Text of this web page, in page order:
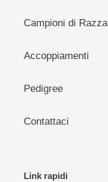
Campioni di Razza
Accoppiamenti
Pedigree
Contattaci
Link rapidi